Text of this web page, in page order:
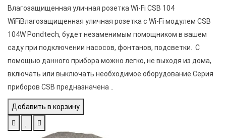
Влагозащищенная уличная розетка Wi-Fi CSB 104
WiFiВлагозащищенная уличная розетка c Wi-Fi модулем CSB
104W Pondtech, будет незаменимым помощником в вашем
саду при подключении насосов, фонтанов, подсветки. С
помощью данного прибора можно легко, не выходя из дома,
включать или выключать необходимое оборудование.Серия
приборов CSB предназначена ..
Добавить в корзину